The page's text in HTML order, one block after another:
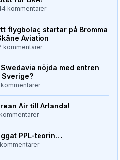
kommentarer
flygbolag startar på Bromma
Aviation
kommentarer
Swedavia nöjda med entren
kommentarer
Air till Arlanda!
PPL-teorin…